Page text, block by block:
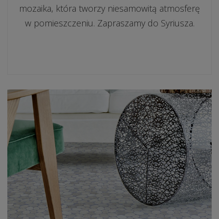
mozaika, która tworzy niesamowitą atmosferę
w pomieszczeniu. Zapraszamy do Syriusza.